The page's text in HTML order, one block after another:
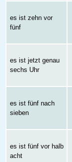
es ist zehn vor
fünf
es ist jetzt genau
sechs Uhr
es ist fünf nach
sieben
es ist fünf vor halb
acht